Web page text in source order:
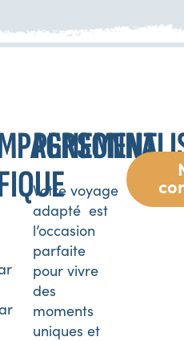
Votre voyage
adapté est
l’occasion
parfaite
pour vivre
des
moments
uniques et